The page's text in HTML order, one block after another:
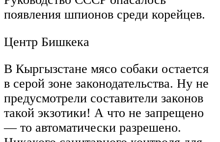
появления шпионов среди корейцев.
Центр Бишкека
В Кыргызстане мясо собаки остается
в серой зоне законодательства. Ну не
предусмотрели составители законов
такой экзотики! А что не запрещено
— то автоматически разрешено.